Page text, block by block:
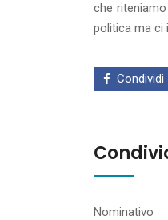
che
politica ma ci
Condividi
Nominativo